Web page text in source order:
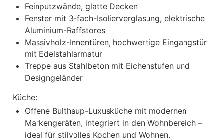
Feinputzwände, glatte Decken
Fenster mit 3-fach-Isolierverglasung, elektrische
Aluminium-Raffstores
Massivholz-Innentüren, hochwertige Eingangstür
mit Edelstahlarmatur
Treppe aus Stahlbeton mit Eichenstufen und
Designgeländer
Küche:
Offene Bulthaup-Luxusküche mit modernen
Markengeräten, integriert in den Wohnbereich –
ideal für stilvolles Kochen und Wohnen.